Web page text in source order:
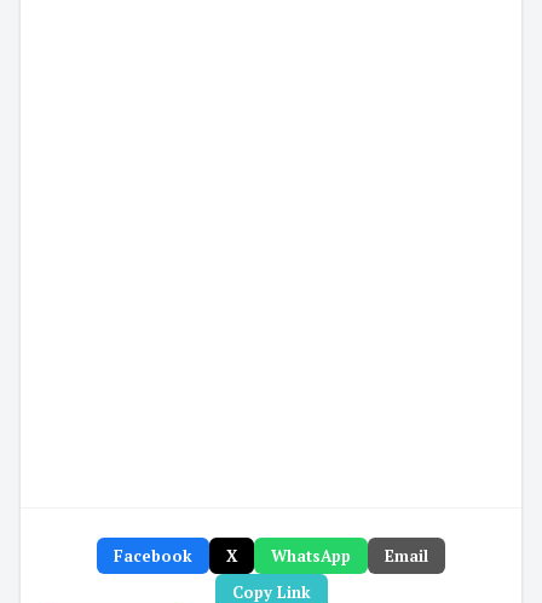
Facebook X WhatsApp
Email
Copy Link